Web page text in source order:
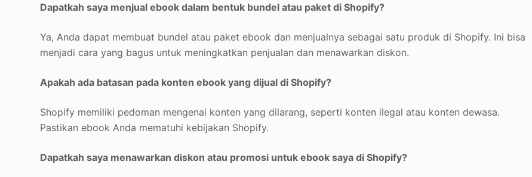
Dapatkah saya menjual ebook dalam bentuk bundel atau paket di Shopify?
Ya, Anda dapat membuat bundel atau paket ebook dan menjualnya sebagai satu produk di Shopify. Ini bisa
menjadi cara yang bagus untuk meningkatkan penjualan dan menawarkan diskon.
Apakah ada batasan pada konten ebook yang dijual di Shopify?
Shopify memiliki pedoman mengenai konten yang dilarang, seperti konten ilegal atau konten dewasa.
Pastikan ebook Anda mematuhi kebijakan Shopify.
Dapatkah saya menawarkan diskon atau promosi untuk ebook saya di Shopify?